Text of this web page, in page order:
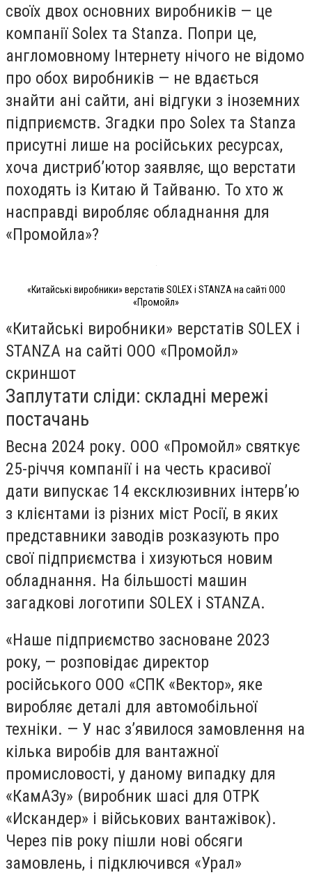
своїх двох основних виробників — це
компанії Solex та Stanza. Попри це,
англомовному Інтернету нічого не відомо
про обох виробників — не вдається
знайти ані сайти, ані відгуки з іноземних
підприємств. Згадки про Solex та Stanza
присутні лише на російських ресурсах,
хоча дистриб’ютор заявляє, що верстати
походять із Китаю й Тайваню. То хто ж
насправді виробляє обладнання для
«Промойла»?
«Китайські виробники» верстатів SOLEX і STANZA на сайті ООО
«Промойл»
«Китайські виробники» верстатів SOLEX і
STANZA на сайті ООО «Промойл»
скриншот
Заплутати сліди: складні мережі
постачань
Весна 2024 року. ООО «Промойл» святкує
25-річчя компанії і на честь красивої
дати випускає 14 ексклюзивних інтерв’ю
з клієнтами із різних міст Росії, в яких
представники заводів розказують про
свої підприємства і хизуються новим
обладнання. На більшості машин
загадкові логотипи SOLEX і STANZA.
«Наше підприємство засноване 2023
року, — розповідає директор
російського ООО «СПК «Вектор», яке
виробляє деталі для автомобільної
техніки. — У нас з’явилося замовлення на
кілька виробів для вантажної
промисловості, у даному випадку для
«КамАЗу» (виробник шасі для ОТРК
«Искандер» і військових вантажівок).
Через пів року пішли нові обсяги
замовлень, і підключився «Урал»